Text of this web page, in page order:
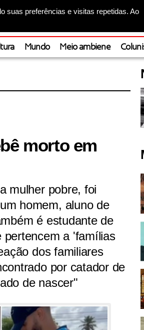
suas preferências e visitas repetidas. Ao
Mundo Meio ambiene
morto em
mulher pobre, foi
homem, aluno de
é estudante de
pertencem a 'famílias
dos familiares
por catador de
de nascer"